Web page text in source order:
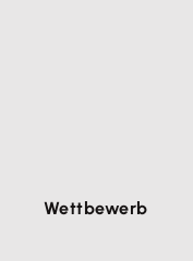
Wettbewerb